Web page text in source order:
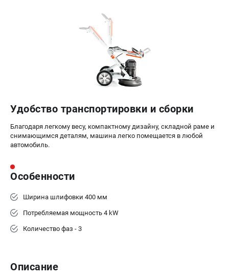
Швонарезчики
ПОЛЕЗНАЯ ИНФОРМАЦИЯ
5 часто задаваемых вопросов при покупке бензопилы
Как подготовить топливную смесь?
Полезные статьи
Глоссарий терминов
Удобство транспортировки и сборки
Благодаря легкому весу, компактному дизайну, складной раме и
снимающимся деталям, машина легко помещается в любой
автомобиль.
Особенности
Ширина шлифовки 400 мм
Потребляемая мощность 4 kW
Количество фаз - 3
Описание